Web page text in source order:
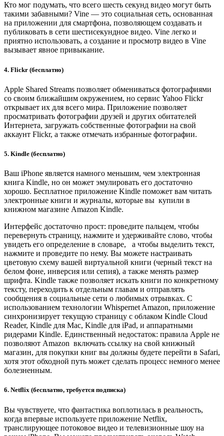
Кто мог подумать, что всего шесть секунд видео могут быть
такими забавными? Vine — это социальная сеть, основанная
на приложении для смартфона, позволяющем создавать и
публиковать в сети шестисекундное видео. Vine легко и
приятно использовать, а создание и просмотр видео в Vine
вызывает явное привыкание.
4. Flickr (бесплатно)
Apple Shared Streams позволяет обмениваться фотографиями
со своим ближайшим окружением, но сервис Yahoo Flickr
открывает их для всего мира. Приложение позволяет
просматривать фотографии друзей и других обитателей
Интернета, загружать собственные фотографии на свой
аккаунт Flickr, а также отмечать избранные фотографии.
5. Kindle (бесплатно)
Ваш iPhone является намного меньшим, чем электронная
книга Kindle, но он может эмулировать его достаточно
хорошо. Бесплатное приложение Kindle поможет вам читать
электронные книги и журналы, которые вы купили в
книжном магазине Amazon Kindle.
Интерфейс достаточно прост: проведите пальцем, чтобы
перевернуть страницу, нажмите и удерживайте слово, чтобы
увидеть его определение в словаре, а чтобы выделить текст,
нажмите и проведите по нему. Вы можете настраивать
цветовую схему вашей виртуальной книги (черный текст на
белом фоне, инверсия или сепия), а также менять размер
шрифта. Kindle также позволяет искать книги по конкретному
тексту, переходить к отдельным главам и отправлять
сообщения в социальные сети о любимых отрывках. С
использованием технологии Whispernet Amazon, приложение
синхронизирует текущую страницу с облаком Kindle Cloud
Reader, Kindle для Mac, Kindle для iPad, и аппаратными
ридерами Kindle. Единственный недостаток: правила Apple не
позволяют Amazon включать ссылку на свой книжный
магазин, для покупки книг вы должны будете перейти в Safari,
хотя этот обходной путь может сделать процесс немного менее
болезненным.
6. Netflix (бесплатно, требуется подписка)
Вы чувствуете, что фантастика воплотилась в реальность,
когда впервые используете приложение Netflix,
транслирующее потоковое видео и телевизионные шоу на